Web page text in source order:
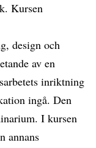
Kursen
design och
av en
inriktning
ingå. Den
I kursen
annans